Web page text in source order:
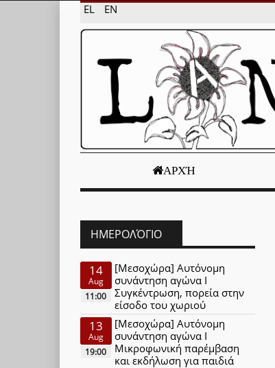
EL EN
ΑΡΧΉ
ΗΜΕΡΟΛΌΓΙΟ
14
Aug
11:00
[Μεσοχώρα] Αυτόνομη
συνάντηση αγώνα Ι
Συγκέντρωση, πορεία στην
είσοδο του χωριού
13
Aug
19:00
[Μεσοχώρα] Αυτόνομη
συνάντηση αγώνα Ι
Μικροφωνική παρέμβαση
και εκδήλωση για παιδιά